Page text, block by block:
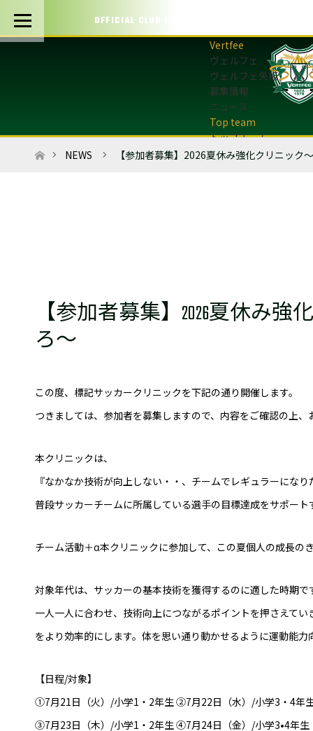
OFFICIAL CLUB PARTNERS
ヴェルフェ
ヴェルフェ矢板
募集情報
ニュース
トップチーム
トップチーム概要
サッカースクール
普及活動
シニアサッカーチーム
フェミニーノ（女子）
パートナー
パートナー募集
ホームNEWS 【参加者募集】2026夏休み強化クリニック
【参加者募集】2026夏休み
ろ〜
この度、標記サッカークリニックを下記の通り開催します。
つきましては、参加者を募集しますので、内容をご確認の上
本クリニックは、
『なかなか技術が向上しない・・、チームでレギュラーにな
普段サッカーチームに所属している選手の目標達成をサポー
チーム活動＋α本クリニックに参加して、この夏個人の成長の
対象年代は、サッカーの基本技術を獲得するのに適した時期で
一人一人に合わせ、技術向上につながるポイントを押さえて
をより効率的にします。体を思い通り動かせるように運動能
【日程/対象】
①7月21日（火）/小学1・2年生 ②7月22日（水）/小学3・4年
③7月23日（木）/小学1・2年生 ④7月24日（金）/小学3•4年生